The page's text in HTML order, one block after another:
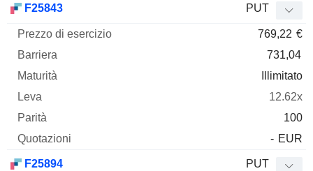
F25843 PUT
769,22 €
731,04
Illimitato
12.62x
100
- EUR
F25894 PUT